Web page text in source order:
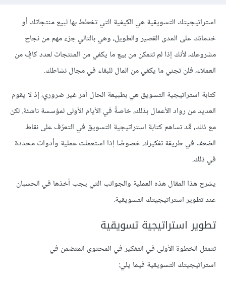
استراتيجيتك التسويقية هي الكيفية التي تخطط بها لبيع منتجاتك أو
خدماتك على المدى القصير والطويل، وهي بالتالي جزء مهم من نجاح
مشروعك، لأنك إذا لم تتمكن من بيع ما يكفي من المنتجات لعدد كافٍ من
العملاء، فلن تجني ما يكفي من المال للبقاء في مجال نشاطك.
كتابة استراتيجية التسويق هي بطبيعة الحال أمر غير ضروري، إذ لا يقوم
العديد من رواد الأعمال بذلك، خاصةً في الأيام الأولى لمؤسسة ناشئة. لكن
مع ذلك، قد تساهم كتابة استراتيجية التسويق في التعرّف على نقاط
الضعف في طريقة تفكيرك، خصوصًا إذا استعملت عملية وأدوات محددة
في ذلك.
يشرح هذا المقال هذه العملية والجوانب التي يجب أخذها في الحسبان
عند تطوير استراتيجيتك التسويقية.
تطوير استراتيجية تسويقية
تتمثل الخطوة الأولى في التفكير في المحتوى المتضمن في
استراتيجيتك التسويقية فيما يلي: